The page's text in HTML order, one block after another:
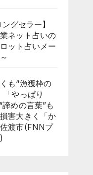
グセラー】
ネット占いの
ット占いメー
も“漁獲枠の
やっぱり
めの言葉”も
害大きく「か
渡市(FNNプ